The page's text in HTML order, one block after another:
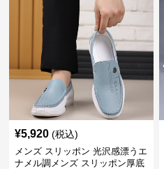
¥5,920 (税込)
メンズ スリッポン 光沢感漂うエ
ナメル調メンズ スリッポン厚底